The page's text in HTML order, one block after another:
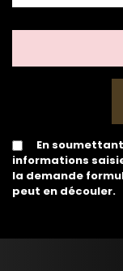
En
informations
la demande
peut en découler.